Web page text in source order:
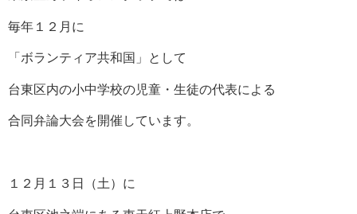
毎年１２月に
「ボランティア共和国」として
台東区内の小中学校の児童・生徒の代表による
合同弁論大会を開催しています。
１２月１３日（土）に